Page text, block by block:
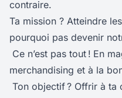
contraire.
Ta mission ? Atteindre
pourquoi pas devenir
Ce n’est pas tout ! En
merchandising et à la
Ton objectif ? Offrir à ta